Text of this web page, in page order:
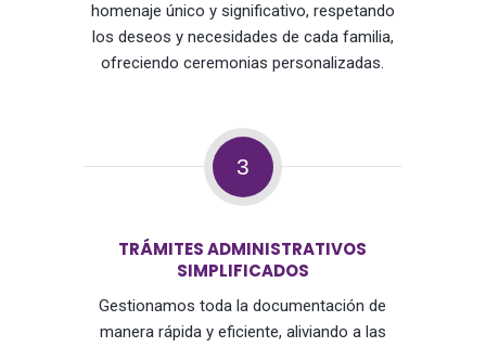
homenaje único y significativo, respetando
los deseos y necesidades de cada familia,
ofreciendo ceremonias personalizadas.
3
TRÁMITES ADMINISTRATIVOS
SIMPLIFICADOS
Gestionamos toda la documentación de
manera rápida y eficiente, aliviando a las